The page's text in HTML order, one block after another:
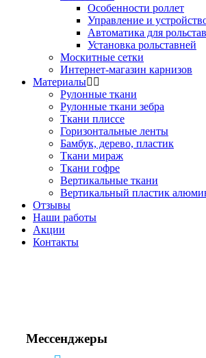
Особенности роллет
Управление и
Автоматика для
Установка рольставней
Москитные сетки
Интернет-магазин карнизов
Материалы
Рулонные ткани
Рулонные ткани зебра
Ткани плиссе
Горизонтальные ленты
Бамбук, дерево, пластик
Ткани мираж
Ткани гофре
Вертикальные ткани
Вертикальный пластик
Отзывы
Наши работы
Акции
Контакты
Мессенджеры